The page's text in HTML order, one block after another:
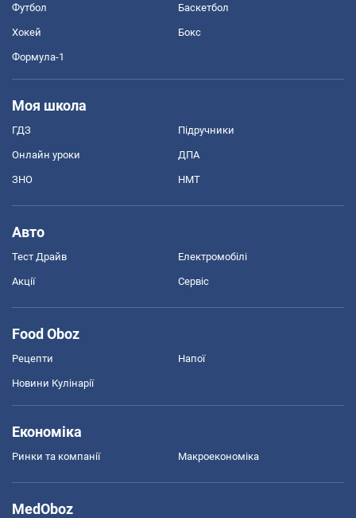
Футбол Баскетбол
Хокей Бокс
Формула-1
Моя школа
ГДЗ Підручники
Онлайн уроки ДПА
ЗНО НМТ
Авто
Тест Драйв Електромобілі
Акції Сервіс
Food Oboz
Рецепти Напої
Новини Кулінарії
Економіка
Ринки та компанії Макроекономіка
MedOboz